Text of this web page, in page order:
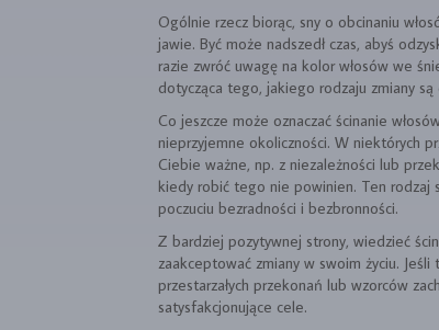
Ogólnie rzecz biorąc, sny o obcinaniu
jawie. Być może nadszedł czas, abyś
razie zwróć uwagę na kolor włosów we
dotycząca tego, jakiego rodzaju zmiany
Co jeszcze może oznaczać ścinanie
nieprzyjemne okoliczności. W niektórych
Ciebie ważne, np. z niezależności lub
kiedy robić tego nie powinien. Ten rodzaj
poczuciu bezradności i bezbronności.
Z bardziej pozytywnej strony, wiedzieć
zaakceptować zmiany w swoim życiu.
przestarzałych przekonań lub wzorców
satysfakcjonujące cele.